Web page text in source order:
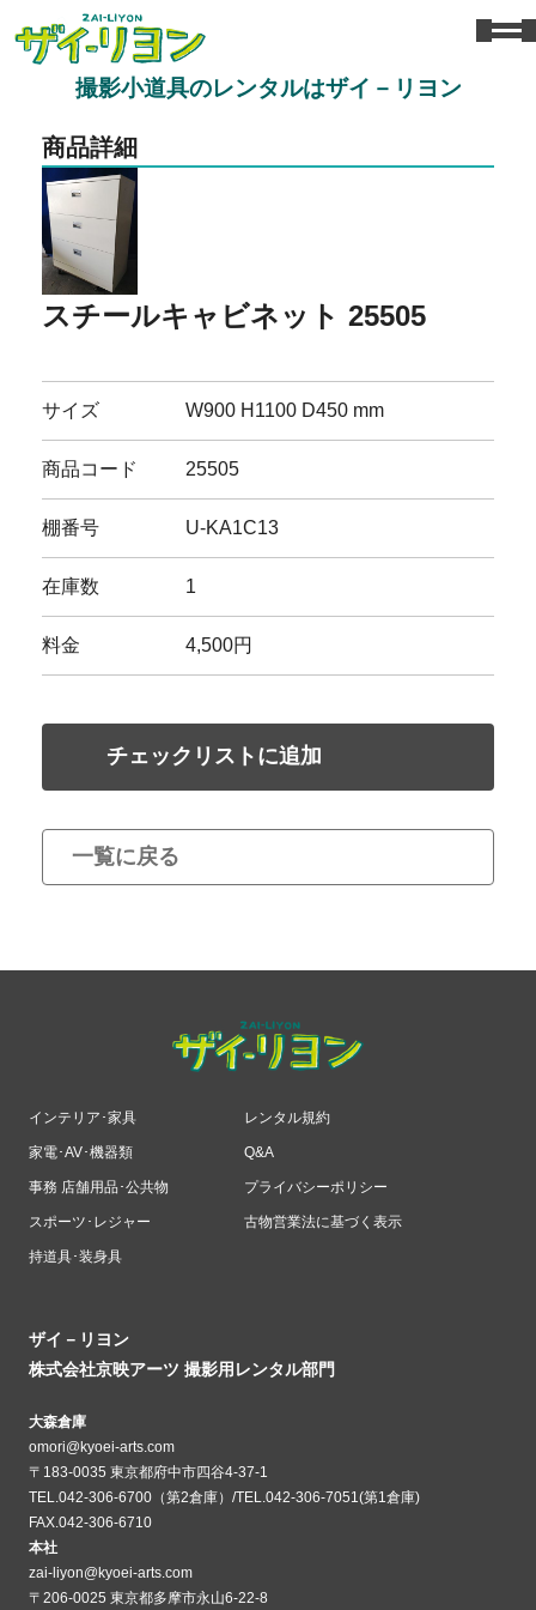
撮影小道具のレンタルはザイ－リヨン
商品詳細
スチールキャビネット 25505
サイズ W900 H1100 D450 mm
商品コード 25505
棚番号 U-KA1C13
在庫数 1
料金 4,500円
チェックリストに追加
一覧に戻る
インテリア･家具
家電･AV･機器類
事務 店舗用品･公共物
スポーツ･レジャー
持道具･装身具
レンタル規約
Q&A
プライバシーポリシー
古物営業法に基づく表示
ザイ－リヨン
株式会社京映アーツ 撮影用レンタル部門
大森倉庫
omori@kyoei-arts.com
〒183-0035 東京都府中市四谷4-37-1
TEL.042-306-6700（第2倉庫）/TEL.042-306-7051(第1倉庫)
FAX.042-306-6710
本社
zai-liyon@kyoei-arts.com
〒206-0025 東京都多摩市永山6-22-8